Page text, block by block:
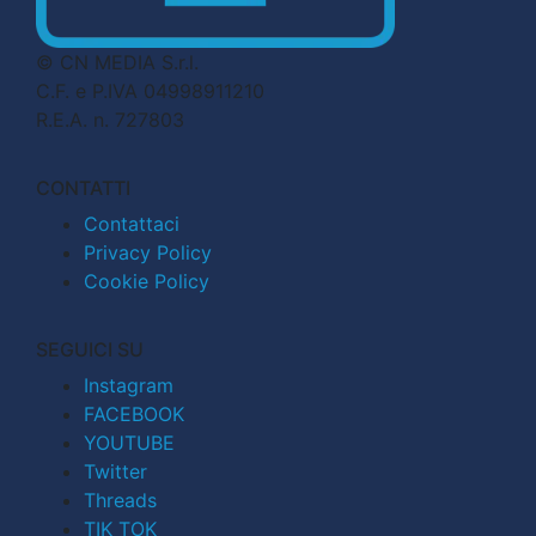
© CN MEDIA S.r.l.
C.F. e P.IVA 04998911210
R.E.A. n. 727803
CONTATTI
Contattaci
Privacy Policy
Cookie Policy
SEGUICI SU
Instagram
FACEBOOK
YOUTUBE
Twitter
Threads
TIK TOK